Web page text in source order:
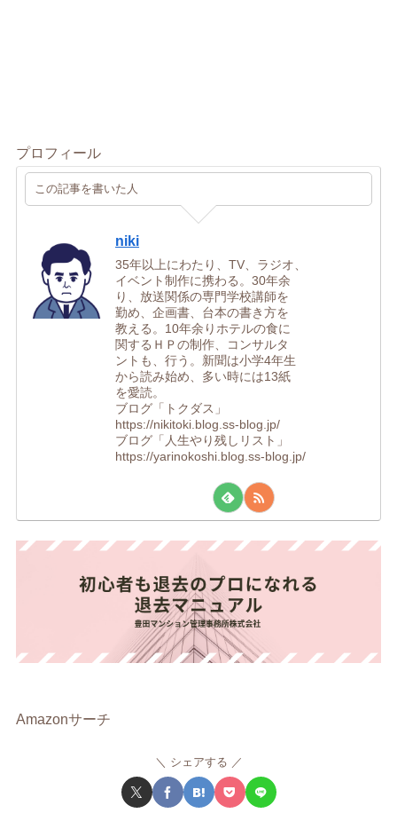
プロフィール
この記事を書いた人
niki
35年以上にわたり、TV、ラジオ、
イベント制作に携わる。30年余
り、放送関係の専門学校講師を
勤め、企画書、台本の書き方を
教える。10年余りホテルの食に
関するＨＰの制作、コンサルタ
ントも、行う。新聞は小学4年生
から読み始め、多い時には13紙
を愛読。
ブログ「トクダス」
https://nikitoki.blog.ss-blog.jp/
ブログ「人生やり残しリスト」
https://yarinokoshi.blog.ss-blog.jp/
Amazonサーチ
シェアする